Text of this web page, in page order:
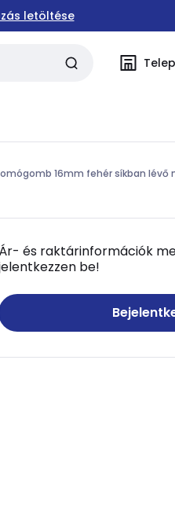
letöltése
16mm fehér síkban lévő
Ár- és raktárinformációk
be!